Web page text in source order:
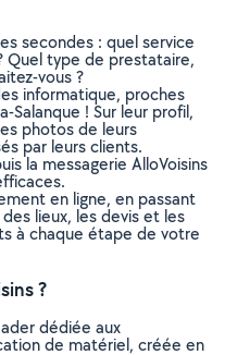
secondes : quel service
Quel type de prestataire,
vous ?
informatique, proches
Salanque ! Sur leur profil,
photos de leurs
par leurs clients.
la messagerie AlloVoisins
en ligne, en passant
lieux, les devis et les
à chaque étape de votre
?
dédiée aux
de matériel, créée en